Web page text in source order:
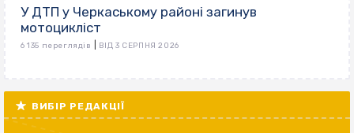
У ДТП у Черкаському районі загинув
мотоцикліст
6 135 переглядів ВІД 3 СЕРПНЯ 2026
ВИБІР РЕДАКЦІЇ